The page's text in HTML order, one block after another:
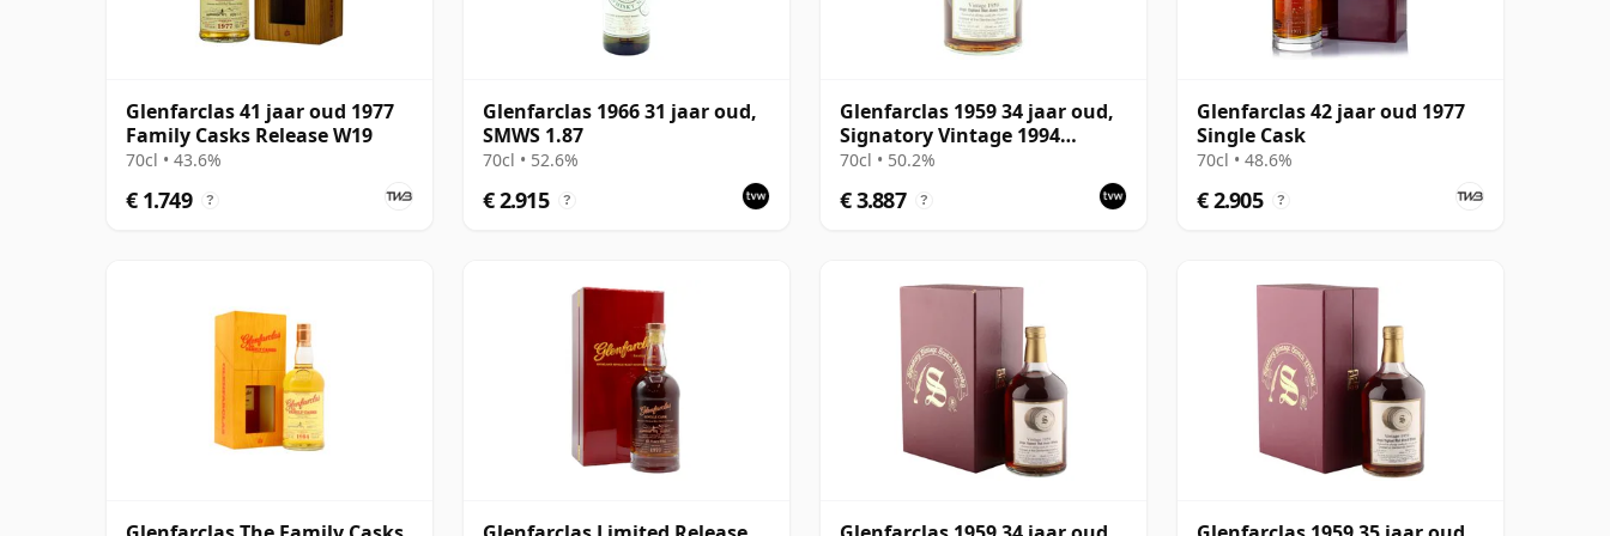
Glenfarclas 41 jaar oud 1977
Family Casks Release W19
70cl • 43.6%
€ 1.749 ?
Glenfarclas 1966 31 jaar oud,
SMWS 1.87
70cl • 52.6%
€ 2.915 ?
Glenfarclas 1959 34 jaar oud,
Signatory Vintage 1994
Bottling
70cl • 50.2%
€ 3.887 ?
Glenfarclas 42 jaar oud 1977
Single Cask
70cl • 48.6%
€ 2.905 ?